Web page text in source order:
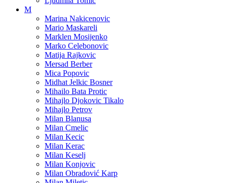
M
Marina Nakicenovic
Mario Maskareli
Marklen Mosijenko
Marko Celebonovic
Matija Rajkovic
Mersad Berber
Mica Popovic
Midhat Jelkic Bosner
Mihailo Bata Protic
Mihajlo Djokovic Tikalo
Mihajlo Petrov
Milan Blanusa
Milan Cmelic
Milan Kecic
Milan Kerac
Milan Keselj
Milan Konjovic
Milan Obradović Karp